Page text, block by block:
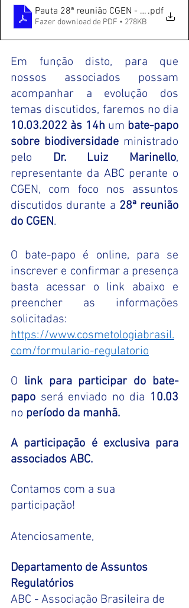
Pauta 28ª reunião CGEN - 16.02.2022
.pdf
Fazer download de PDF • 278KB
Em função disto, para que
nossos associados possam
acompanhar a evolução dos
10.03.2022 às 14h um bate-papo
sobre biodiversidade ministrado
pelo Dr. Luiz Marinello,
representante da ABC perante o
CGEN, com foco nos assuntos
discutidos durante a 28ª reunião
do CGEN.
O bate-papo é online, para se
inscrever e confirmar a presença
basta acessar o link abaixo e
preencher as informações
solicitadas:
https://www.cosmetologiabrasil.
com/formulario-regulatorio
O link para participar do bate-
papo será enviado no dia 10.03
no período da manhã.
A participação é exclusiva para
associados ABC.
Contamos com a sua
participação!
Atenciosamente,
Departamento de Assuntos
Regulatórios
ABC - Associação Brasileira de